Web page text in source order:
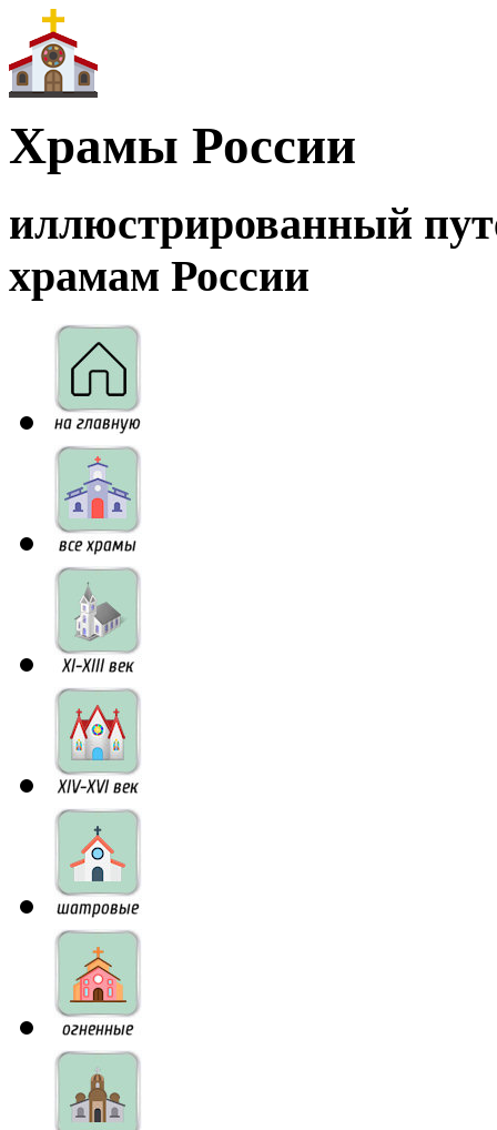
Храмы России
иллюстрированный
храмам России